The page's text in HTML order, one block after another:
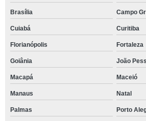
Brasília Campo
Cuiabá Curitiba
Florianópolis Fortaleza
Goiânia João
Macapá Maceió
Manaus Natal
Palmas Porto